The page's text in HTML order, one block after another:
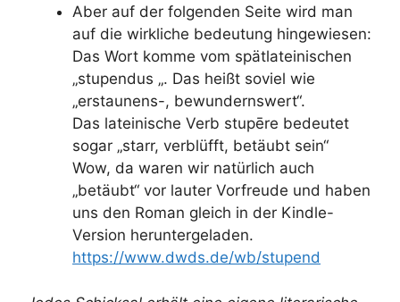
Aber auf der folgenden Seite wird man
auf die wirkliche bedeutung hingewiesen:
Das Wort komme vom spätlateinischen
„stupendus „. Das heißt soviel wie
„erstaunens-, bewundernswert“.
Das lateinische Verb stupēre bedeutet
sogar „starr, verblüfft, betäubt sein“
Wow, da waren wir natürlich auch
„betäubt“ vor lauter Vorfreude und haben
uns den Roman gleich in der Kindle-
Version heruntergeladen.
https://www.dwds.de/wb/stupend